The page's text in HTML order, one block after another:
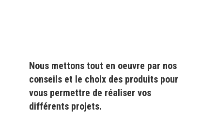
Nous mettons tout en oeuvre par nos
conseils et le choix des produits pour
vous permettre de réaliser vos
différents projets.